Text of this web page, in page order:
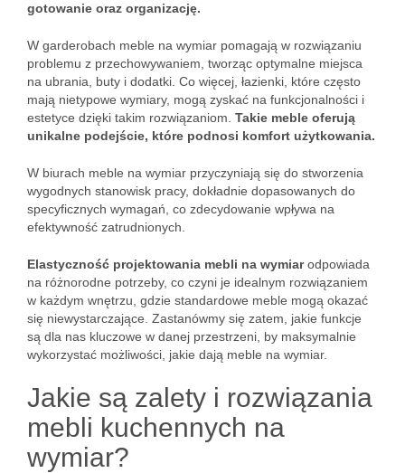
gotowanie oraz organizację.
W garderobach meble na wymiar pomagają w rozwiązaniu
problemu z przechowywaniem, tworząc optymalne miejsca
na ubrania, buty i dodatki. Co więcej, łazienki, które często
mają nietypowe wymiary, mogą zyskać na funkcjonalności i
estetyce dzięki takim rozwiązaniom. Takie meble oferują
unikalne podejście, które podnosi komfort użytkowania.
W biurach meble na wymiar przyczyniają się do stworzenia
wygodnych stanowisk pracy, dokładnie dopasowanych do
specyficznych wymagań, co zdecydowanie wpływa na
efektywność zatrudnionych.
Elastyczność projektowania mebli na wymiarodpowiada
na różnorodne potrzeby, co czyni je idealnym rozwiązaniem
w każdym wnętrzu, gdzie standardowe meble mogą okazać
się niewystarczające. Zastanówmy się zatem, jakie funkcje
są dla nas kluczowe w danej przestrzeni, by maksymalnie
wykorzystać możliwości, jakie dają meble na wymiar.
Jakie są zalety i rozwiązania
mebli kuchennych na
wymiar?